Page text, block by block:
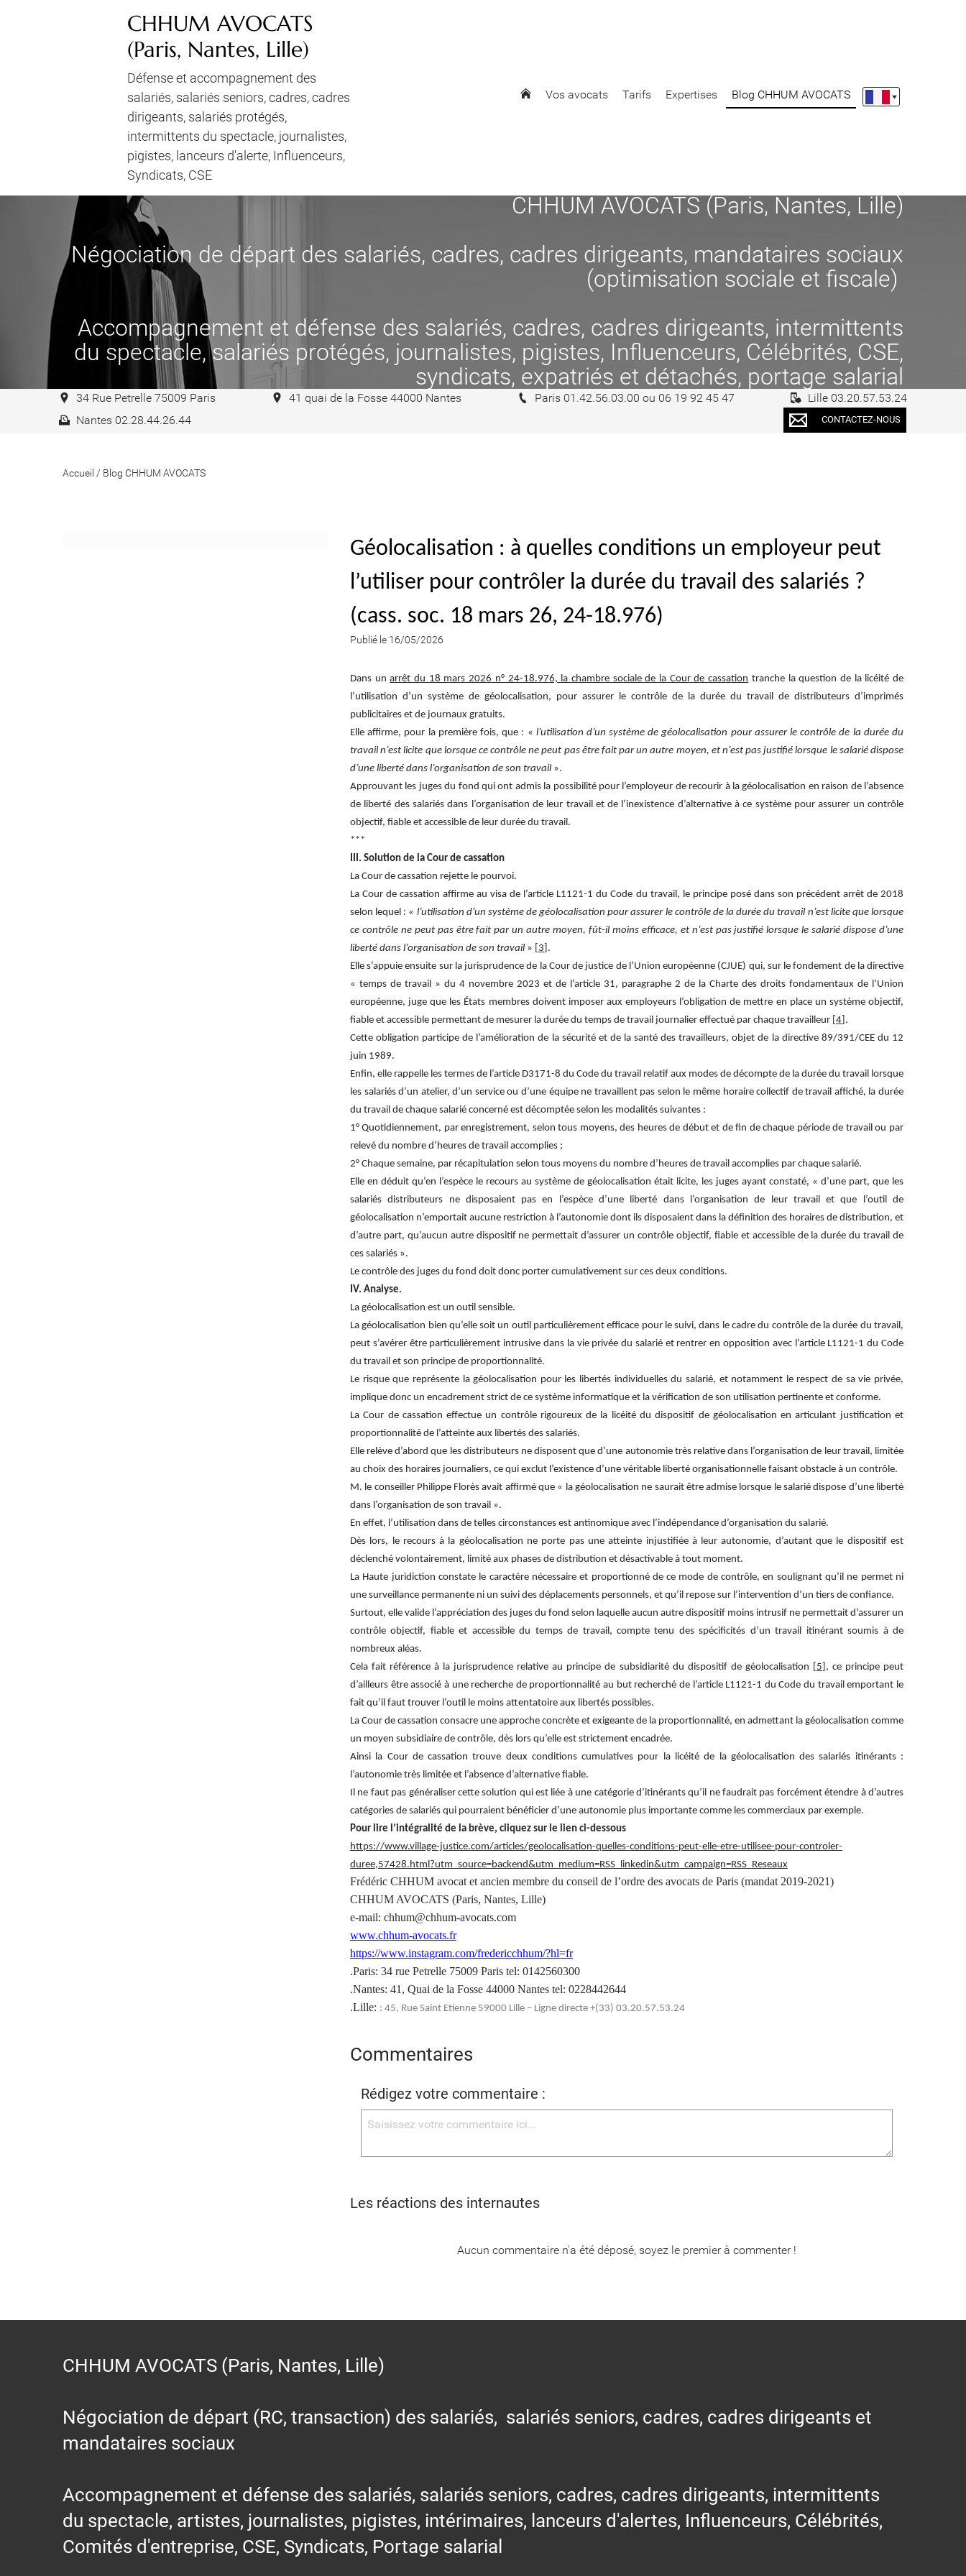
CHHUM AVOCATS
(Paris, Nantes, Lille)
Défense et accompagnement des
salariés, salariés seniors, cadres, cadres
dirigeants, salariés protégés,
intermittents du spectacle, journalistes,
pigistes, lanceurs d'alerte, Influenceurs,
Syndicats, CSE
Vos avocats Tarifs Expertises Blog CHHUM AVOCATS
CHHUM AVOCATS (Paris, Nantes, Lille)
Négociation de départ des salariés, cadres, cadres dirigeants, mandataires sociaux
(optimisation sociale et fiscale)
Accompagnement et défense des salariés, cadres, cadres dirigeants, intermittents
du spectacle, salariés protégés, journalistes, pigistes, Influenceurs, Célébrités, CSE,
syndicats, expatriés et détachés, portage salarial
34 Rue Petrelle 75009 Paris 41 quai de la Fosse 44000 Nantes Paris 01.42.56.03.00 ou 06 19 92 45 47
Lille 03.20.57.53.24
Nantes 02.28.44.26.44
CONTACTEZ-NOUS
Accueil / Blog CHHUM AVOCATS
Géolocalisation : à quelles conditions un employeur peut
l’utiliser pour contrôler la durée du travail des salariés ?
(cass. soc. 18 mars 26, 24-18.976)
Publié le 16/05/2026
Dans unarrêt du 18 mars 2026 n° 24-18.976, la chambre sociale de la Cour de cassation tranche la question de la licéité de
l’utilisation d’un système de géolocalisation, pour assurer le contrôle de la durée du travail de distributeurs d’imprimés
publicitaires et de journaux gratuits.
Elle affirme, pour la première fois, que : « l’utilisation d’un système de géolocalisation pour assurer le contrôle de la durée du
travail n’est licite que lorsque ce contrôle ne peut pas être fait par un autre moyen, et n’est pas justifié lorsque le salarié dispose
d’une liberté dans l’organisation de son travail».
Approuvant les juges du fond qui ont admis la possibilité pour l’employeur de recourir à la géolocalisation en raison de l’absence
de liberté des salariés dans l’organisation de leur travail et de l’inexistence d’alternative à ce système pour assurer un contrôle
objectif, fiable et accessible de leur durée du travail.
***
III. Solution de la Cour de cassation
La Cour de cassation rejette le pourvoi.
La Cour de cassation affirme au visa de l’article L1121-1 du Code du travail, le principe posé dans son précédent arrêt de 2018
selon lequel : « l’utilisation d’un système de géolocalisation pour assurer le contrôle de la durée du travail n’est licite que lorsque
ce contrôle ne peut pas être fait par un autre moyen, fût-il moins efficace, et n’est pas justifié lorsque le salarié dispose d’une
liberté dans l’organisation de son travail» [ 3 ].
Elle s’appuie ensuite sur la jurisprudence de la Cour de justice de l’Union européenne (CJUE) qui, sur le fondement de la directive
« temps de travail » du 4 novembre 2023 et de l’article 31, paragraphe 2 de la Charte des droits fondamentaux de l’Union
européenne, juge que les États membres doivent imposer aux employeurs l’obligation de mettre en place un système objectif,
fiable et accessible permettant de mesurer la durée du temps de travail journalier effectué par chaque travailleur [ 4].
Cette obligation participe de l’amélioration de la sécurité et de la santé des travailleurs, objet de la directive 89/391/CEE du 12
juin 1989.
Enfin, elle rappelle les termes de l’article D3171-8 du Code du travail relatif aux modes de décompte de la durée du travail lorsque
les salariés d’un atelier, d’un service ou d’une équipe ne travaillent pas selon le même horaire collectif de travail affiché, la durée
du travail de chaque salarié concerné est décomptée selon les modalités suivantes :
1° Quotidiennement, par enregistrement, selon tous moyens, des heures de début et de fin de chaque période de travail ou par
relevé du nombre d’heures de travail accomplies ;
2° Chaque semaine, par récapitulation selon tous moyens du nombre d’heures de travail accomplies par chaque salarié.
Elle en déduit qu’en l’espèce le recours au système de géolocalisation était licite, les juges ayant constaté, « d’une part, que les
salariés distributeurs ne disposaient pas en l’espèce d’une liberté dans l’organisation de leur travail et que l’outil de
géolocalisation n’emportait aucune restriction à l’autonomie dont ils disposaient dans la définition des horaires de distribution, et
d’autre part, qu’aucun autre dispositif ne permettait d’assurer un contrôle objectif, fiable et accessible de la durée du travail de
ces salariés ».
Le contrôle des juges du fond doit donc porter cumulativement sur ces deux conditions.
IV. Analyse.
La géolocalisation est un outil sensible.
La géolocalisation bien qu’elle soit un outil particulièrement efficace pour le suivi, dans le cadre du contrôle de la durée du travail,
peut s’avérer être particulièrement intrusive dans la vie privée du salarié et rentrer en opposition avec l’article L1121-1 du Code
du travail et son principe de proportionnalité.
Le risque que représente la géolocalisation pour les libertés individuelles du salarié, et notamment le respect de sa vie privée,
implique donc un encadrement strict de ce système informatique et la vérification de son utilisation pertinente et conforme.
La Cour de cassation effectue un contrôle rigoureux de la licéité du dispositif de géolocalisation en articulant justification et
proportionnalité de l’atteinte aux libertés des salariés.
Elle relève d’abord que les distributeurs ne disposent que d’une autonomie très relative dans l’organisation de leur travail, limitée
au choix des horaires journaliers, ce qui exclut l’existence d’une véritable liberté organisationnelle faisant obstacle à un contrôle.
M. le conseiller Philippe Florès avait affirmé que « la géolocalisation ne saurait être admise lorsque le salarié dispose d’une liberté
dans l’organisation de son travail ».
En effet, l’utilisation dans de telles circonstances est antinomique avec l’indépendance d’organisation du salarié.
Dès lors, le recours à la géolocalisation ne porte pas une atteinte injustifiée à leur autonomie, d’autant que le dispositif est
déclenché volontairement, limité aux phases de distribution et désactivable à tout moment.
La Haute juridiction constate le caractère nécessaire et proportionné de ce mode de contrôle, en soulignant qu’il ne permet ni
une surveillance permanente ni un suivi des déplacements personnels, et qu’il repose sur l’intervention d’un tiers de confiance.
Surtout, elle valide l’appréciation des juges du fond selon laquelle aucun autre dispositif moins intrusif ne permettait d’assurer un
contrôle objectif, fiable et accessible du temps de travail, compte tenu des spécificités d’un travail itinérant soumis à de
nombreux aléas.
Cela fait référence à la jurisprudence relative au principe de subsidiarité du dispositif de géolocalisation [ 5 ], ce principe peut
d’ailleurs être associé à une recherche de proportionnalité au but recherché de l’article L1121-1 du Code du travail emportant le
fait qu’il faut trouver l’outil le moins attentatoire aux libertés possibles.
La Cour de cassation consacre une approche concrète et exigeante de la proportionnalité, en admettant la géolocalisation comme
un moyen subsidiaire de contrôle, dès lors qu’elle est strictement encadrée.
Ainsi la Cour de cassation trouve deux conditions cumulatives pour la licéité de la géolocalisation des salariés itinérants :
l’autonomie très limitée et l’absence d’alternative fiable.
Il ne faut pas généraliser cette solution qui est liée à une catégorie d’itinérants qu’il ne faudrait pas forcément étendre à d’autres
catégories de salariés qui pourraient bénéficier d’une autonomie plus importante comme les commerciaux par exemple.
Pour lire l’intégralité de la brève, cliquez sur le lien ci-dessous
https://www.village-justice.com/articles/geolocalisation-quelles-conditions-peut-elle-etre-utilisee-pour-controler-
duree,57428.html?utm_source=backend&utm_medium=RSS_linkedin&utm_campaign=RSS_Reseaux
Frédéric CHHUM avocat et ancien membre du conseil de l’ordre des avocats de Paris (mandat 2019-2021)
CHHUM AVOCATS (Paris, Nantes, Lille)
e-mail: chhum@chhum-avocats.com
www.chhum-avocats.fr
https://www.instagram.com/fredericchhum/?hl=fr
.Paris: 34 rue Petrelle 75009 Paris tel: 0142560300
.Nantes: 41, Quai de la Fosse 44000 Nantes tel: 0228442644
.Lille: : 45, Rue Saint Etienne 59000 Lille – Ligne directe +(33) 03.20.57.53.24
Commentaires
Rédigez votre commentaire :
Les réactions des internautes
Aucun commentaire n'a été déposé, soyez le premier à commenter !
CHHUM AVOCATS (Paris, Nantes, Lille)
Négociation de départ (RC, transaction) des salariés, salariés seniors, cadres, cadres dirigeants et
mandataires sociaux
Accompagnement et défense des salariés, salariés seniors, cadres, cadres dirigeants, intermittents
du spectacle, artistes, journalistes, pigistes, intérimaires, lanceurs d'alertes, Influenceurs, Célébrités,
Comités d'entreprise, CSE, Syndicats, Portage salarial